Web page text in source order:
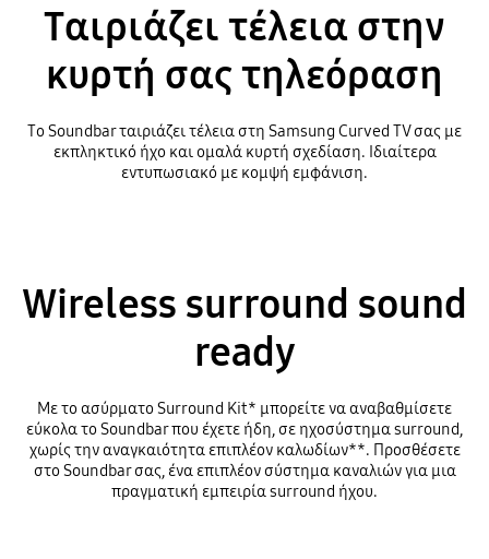
Ταιριάζει τέλεια στην
κυρτή σας τηλεόραση
Το Soundbar ταιριάζει τέλεια στη Samsung Curved TV σας με
εκπληκτικό ήχο και ομαλά κυρτή σχεδίαση. Ιδιαίτερα
εντυπωσιακό με κομψή εμφάνιση.
Wireless surround sound
ready
Με το ασύρματο Surround Kit* μπορείτε να αναβαθμίσετε
εύκολα το Soundbar που έχετε ήδη, σε ηχοσύστημα surround,
χωρίς την αναγκαιότητα επιπλέον καλωδίων**. Προσθέσετε
στο Soundbar σας, ένα επιπλέον σύστημα καναλιών για μια
πραγματική εμπειρία surround ήχου.